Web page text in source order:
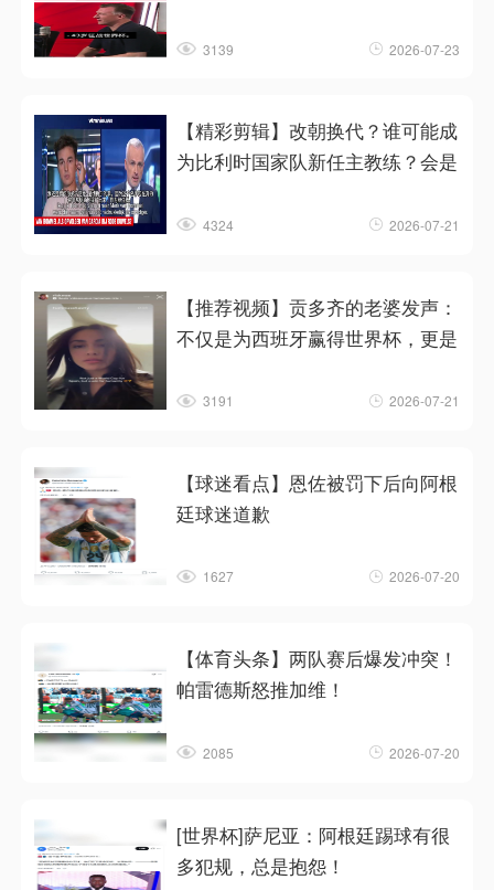
3139 2026-07-23
【精彩剪辑】改朝换代？谁可能成
为比利时国家队新任主教练？会是
4324 2026-07-21
【推荐视频】贡多齐的老婆发声：
不仅是为西班牙赢得世界杯，更是
3191 2026-07-21
【球迷看点】恩佐被罚下后向阿根
廷球迷道歉
1627 2026-07-20
【体育头条】两队赛后爆发冲突！
帕雷德斯怒推加维！
2085 2026-07-20
[世界杯]萨尼亚：阿根廷踢球有很
多犯规，总是抱怨！